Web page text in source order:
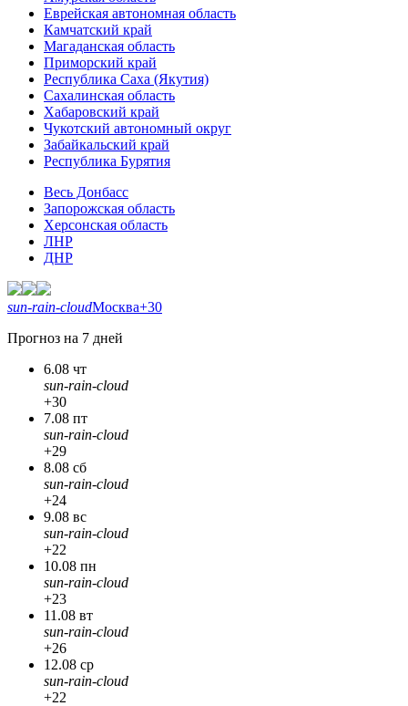
Еврейская автономная область
Камчатский край
Магаданская область
Приморский край
Республика Саха (Якутия)
Сахалинская область
Хабаровский край
Чукотский автономный округ
Забайкальский край
Республика Бурятия
Весь Донбасс
Запорожская область
Херсонская область
ЛНР
ДНР
sun-rain-cloudМосква+30
Прогноз на 7 дней
6.08 чт
sun-rain-cloud
+30
7.08 пт
sun-rain-cloud
+29
8.08 сб
sun-rain-cloud
+24
9.08 вс
sun-rain-cloud
+22
10.08 пн
sun-rain-cloud
+23
11.08 вт
sun-rain-cloud
+26
12.08 ср
sun-rain-cloud
+22